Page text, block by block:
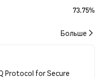
73.75%
Больше
Protocol for Secure